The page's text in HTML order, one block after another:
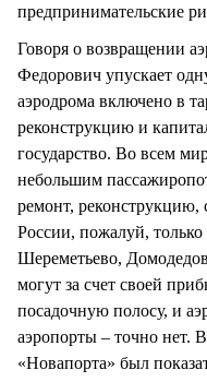
предпринимательские
Говоря о возвращении
Федорович упускает
аэродрома включено в
реконструкцию и
государство. Во всем
небольшим
ремонт, реконструкцию,
России, пожалуй,
Шереметьево,
могут за счет своей
посадочную полосу, и
аэропорты – точно нет.
«Новапорта» был